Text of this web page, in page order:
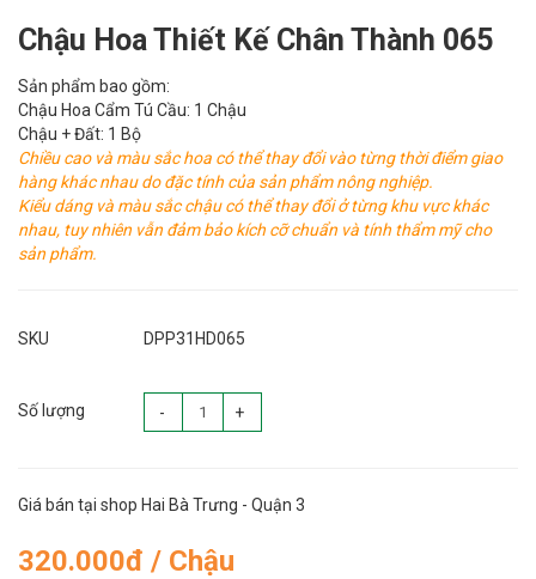
Chậu Hoa Thiết Kế Chân Thành 065
Sản phẩm bao gồm:
Chậu Hoa Cẩm Tú Cầu: 1 Chậu
Chậu + Đất: 1 Bộ
Chiều cao và màu sắc hoa có thể thay đổi vào từng thời điểm giao
hàng khác nhau do đặc tính của sản phẩm nông nghiệp.
Kiểu dáng và màu sắc chậu có thể thay đổi ở từng khu vực khác
nhau, tuy nhiên vẫn đảm bảo kích cỡ chuẩn và tính thẩm mỹ cho
sản phẩm.
SKU DPP31HD065
Số lượng - +
Giá bán tại shop Hai Bà Trưng - Quận 3
320.000đ / Chậu